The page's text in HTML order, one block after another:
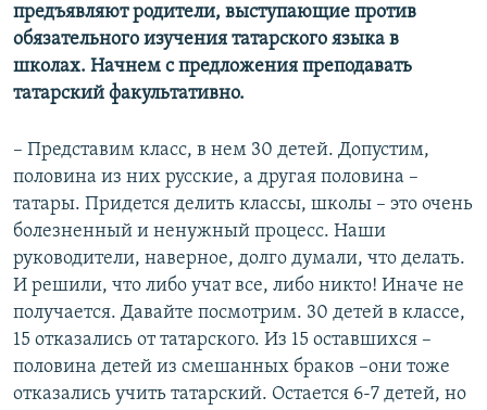
предъявляют родители, выступающие против
обязательного изучения татарского языка в
школах. Начнем с предложения преподавать
татарский факультативно.
– Представим класс, в нем 30 детей. Допустим,
половина из них русские, а другая половина –
татары. Придется делить классы, школы – это очень
болезненный и ненужный процесс. Наши
руководители, наверное, долго думали, что делать.
И решили, что либо учат все, либо никто! Иначе не
получается. Давайте посмотрим. 30 детей в классе,
15 отказались от татарского. Из 15 оставшихся –
половина детей из смешанных браков –они тоже
отказались учить татарский. Остается 6-7 детей, но